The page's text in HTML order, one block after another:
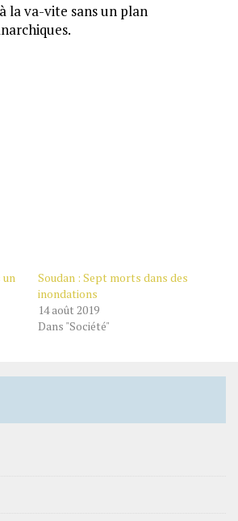
la va-vite sans un plan
un
Soudan : Sept morts dans des
inondations
14 août 2019
Dans "Société"